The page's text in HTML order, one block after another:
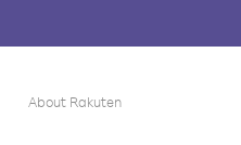
About Rakuten